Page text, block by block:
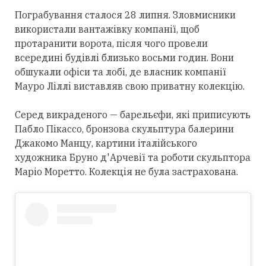
Пограбування сталося 28 липня. Зловмисники
використали вантажівку компанії, щоб
протаранити ворота, після чого провели
всередині будівлі близько восьми годин. Вони
обшукали офіси та лобі, де власник компанії
Мауро Ліллі виставляв свою приватну колекцію.
Серед викраденого — барельєфи, які приписують
Пабло Пікассо, бронзова скульптура балерини
Джакомо Манцу, картини італійського
художника Бруно д'Арчевії та роботи скульптора
Маріо Моретто. Колекція не була застрахована.